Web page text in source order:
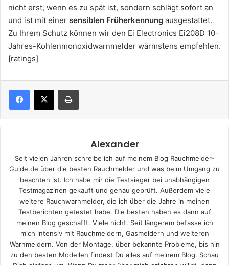
nicht erst, wenn es zu spät ist, sondern schlägt sofort an
und ist mit einer sensiblen Früherkennung ausgestattet.
Zu Ihrem Schutz können wir den Ei Electronics Ei208D 10-
Jahres-Kohlenmonoxidwarnmelder wärmstens empfehlen.
[ratings]
Drucken
Alexander
Seit vielen Jahren schreibe ich auf meinem Blog Rauchmelder-
Guide.de über die besten Rauchmelder und was beim Umgang zu
beachten ist. Ich habe mir die Testsieger bei unabhängigen
Testmagazinen gekauft und genau geprüft. Außerdem viele
weitere Rauchwarnmelder, die ich über die Jahre in meinen
Testberichten getestet habe. Die besten haben es dann auf
meinen Blog geschafft. Viele nicht. Seit längerem befasse ich
mich intensiv mit Rauchmeldern, Gasmeldern und weiteren
Warnmeldern. Von der Montage, über bekannte Probleme, bis hin
zu den besten Modellen findest Du alles auf meinem Blog. Schau